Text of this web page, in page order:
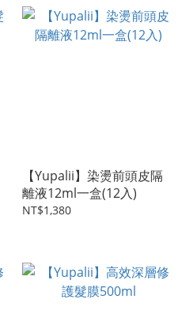
【Yupalii】染燙前頭皮隔
離液12ml一盒(12入)
NT$1,380